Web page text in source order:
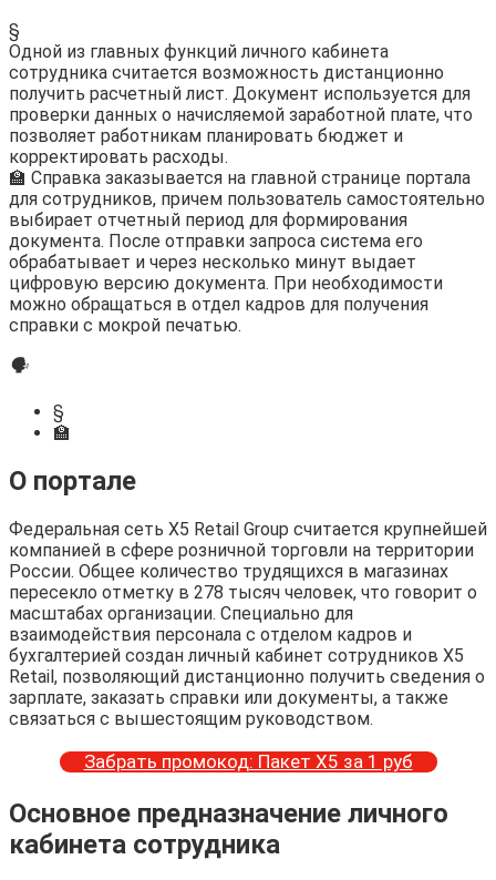
§
Одной из главных функций личного кабинета
сотрудника считается возможность дистанционно
получить расчетный лист. Документ используется для
проверки данных о начисляемой заработной плате, что
позволяет работникам планировать бюджет и
корректировать расходы.
🏫 Справка заказывается на главной странице портала
для сотрудников, причем пользователь самостоятельно
выбирает отчетный период для формирования
документа. После отправки запроса система его
обрабатывает и через несколько минут выдает
цифровую версию документа. При необходимости
можно обращаться в отдел кадров для получения
справки с мокрой печатью.
🗣
§
🏫
О портале
Федеральная сеть X5 Retail Group считается крупнейшей
компанией в сфере розничной торговли на территории
России. Общее количество трудящихся в магазинах
пересекло отметку в 278 тысяч человек, что говорит о
масштабах организации. Специально для
взаимодействия персонала с отделом кадров и
бухгалтерией создан личный кабинет сотрудников X5
Retail, позволяющий дистанционно получить сведения о
зарплате, заказать справки или документы, а также
связаться с вышестоящим руководством.
Забрать промокод: Пакет Х5 за 1 руб
Основное предназначение личного
кабинета сотрудника